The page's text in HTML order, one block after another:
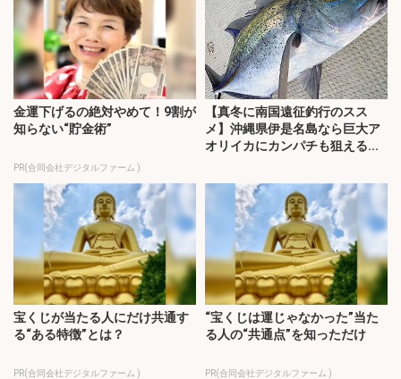
金運下げるの絶対やめて！9割が
知らない“貯金術”
PR(合同会社デジタルファーム )
【真冬に南国遠征釣行のスス
メ】沖縄県伊是名島なら巨大ア
オリイカにカンパチも狙える...
宝くじが当たる人にだけ共通す
る“ある特徴”とは？
PR(合同会社デジタルファーム )
“宝くじは運じゃなかった”当た
る人の“共通点”を知っただけ
PR(合同会社デジタルファーム )